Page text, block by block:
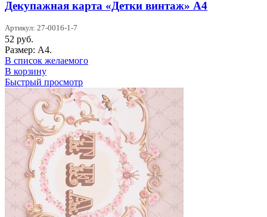
Декупажная карта «Детки винтаж» А4
Артикул: 27-0016-1-7
52 руб.
Размер: А4.
В список желаемого
В корзину
Быстрый просмотр